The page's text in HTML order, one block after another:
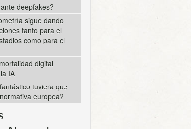
deepfakes?
sigue dando
tanto para el
como para el
digital
IA
tuviera que
europea?